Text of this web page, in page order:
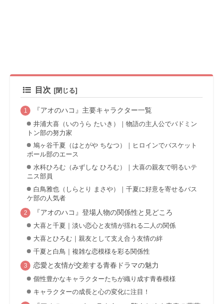
目次
『アオのハコ』主要キャラクター一覧
井浦大喜（いのうら たいき）｜物語の主人公でバドミン
トン部の努力家
鳩ヶ谷千夏（はとがや ちなつ）｜ヒロインでバスケット
ボール部のエース
水科ひろむ（みずしな ひろむ）｜大喜の親友で明るいテ
ニス部員
白鳥雅也（しらとり まさや）｜千夏に好意を寄せるバス
ケ部の人気者
『アオのハコ』登場人物の関係性と見どころ
大喜と千夏｜淡い恋心と友情が揺れる二人の関係
大喜とひろむ｜親友として支え合う友情の絆
千夏と白鳥｜複雑な恋模様を彩る関係性
恋愛と友情が交差する青春ドラマの魅力
個性豊かなキャラクターたちが織り成す青春模様
キャラクターの成長と心の変化に注目！